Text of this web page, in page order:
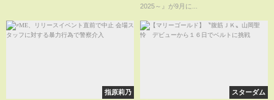
2025～』が9月に...
指原莉乃 スターダム